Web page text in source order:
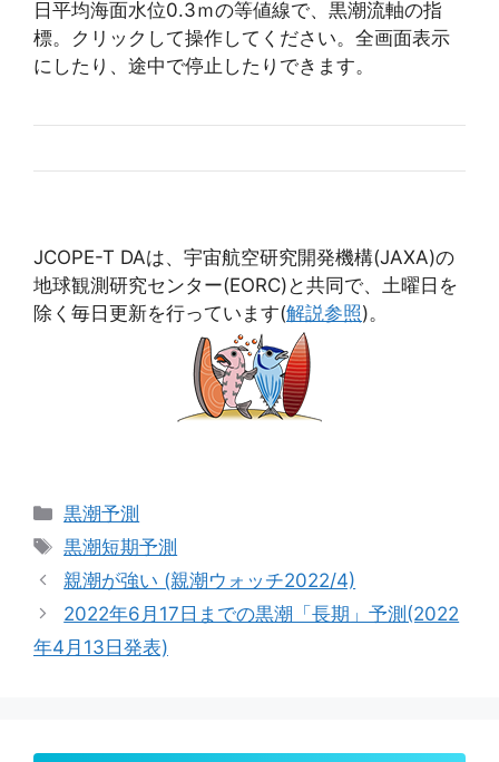
日平均海面水位0.3ｍの等値線で、黒潮流軸の指
標。クリックして操作してください。全画面表示
にしたり、途中で停止したりできます。
JCOPE-T DAは、宇宙航空研究開発機構(JAXA)の
地球観測研究センター(EORC)と共同で、土曜日を
除く毎日更新を行っています(解説参照)。
カ
テ
ゴ
リ
ー
黒潮予測
タ
グ
黒潮短期予測
親潮が強い (親潮ウォッチ2022/4)
2022年6月17日までの黒潮「長期」予測(2022
年4月13日発表)